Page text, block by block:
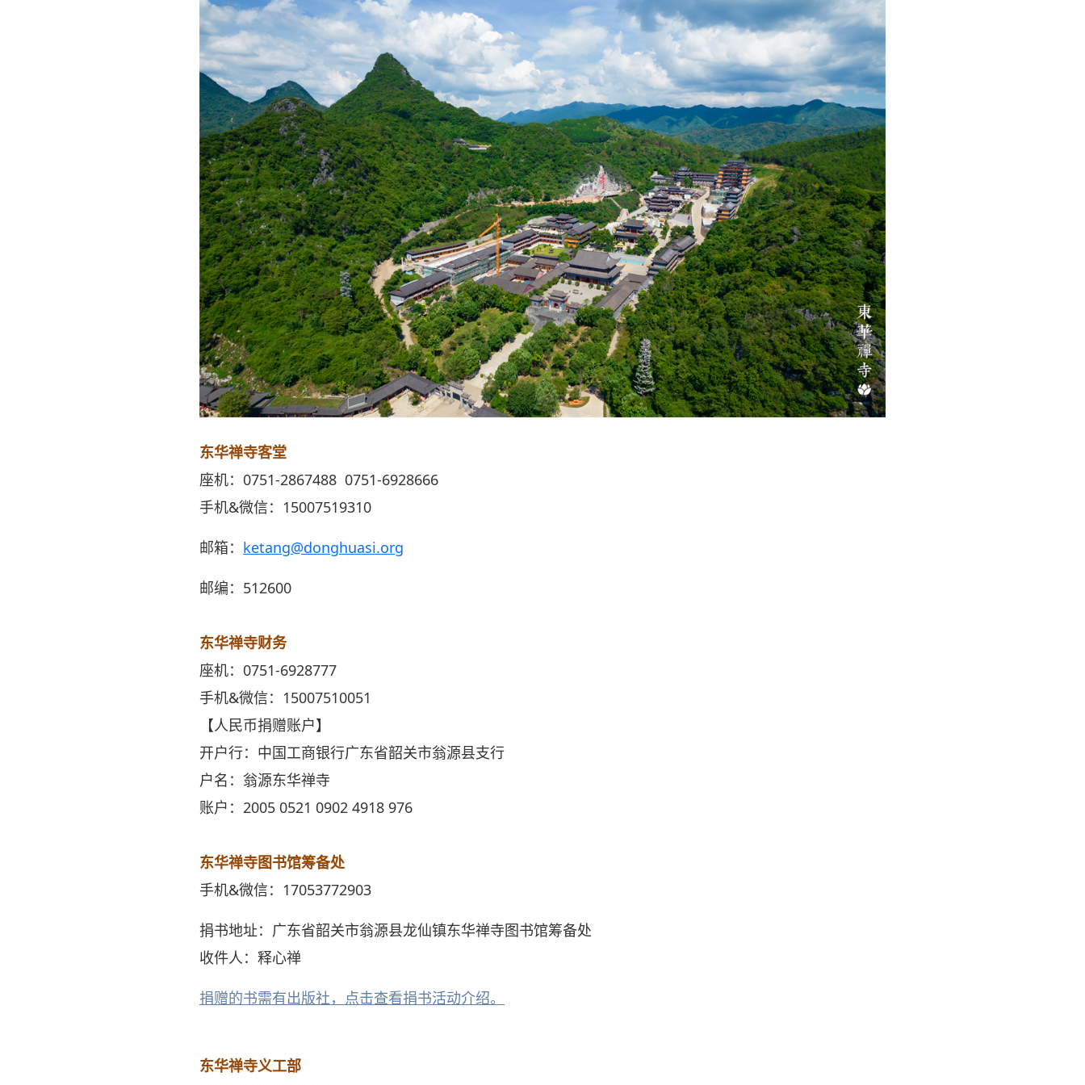
东华禅寺客堂
座机：0751-2867488 0751-6928666
手机&微信：15007519310
邮箱： ketang@donghuasi.org
邮编：512600
东华禅寺财务
座机：0751-6928777
手机&微信：15007510051
【人民币捐赠账户】
开户行：中国工商银行广东省韶关市翁源县支行
户名：翁源东华禅寺
账户：2005 0521 0902 4918 976
东华禅寺图书馆筹备处
手机&微信：17053772903
捐书地址：广东省韶关市翁源县龙仙镇东华禅寺图书馆筹备处
收件人：释心禅
捐赠的书需有出版社，点击查看捐书活动介绍。
东华禅寺义工部